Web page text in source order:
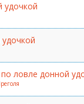
удочкой
ловле донной